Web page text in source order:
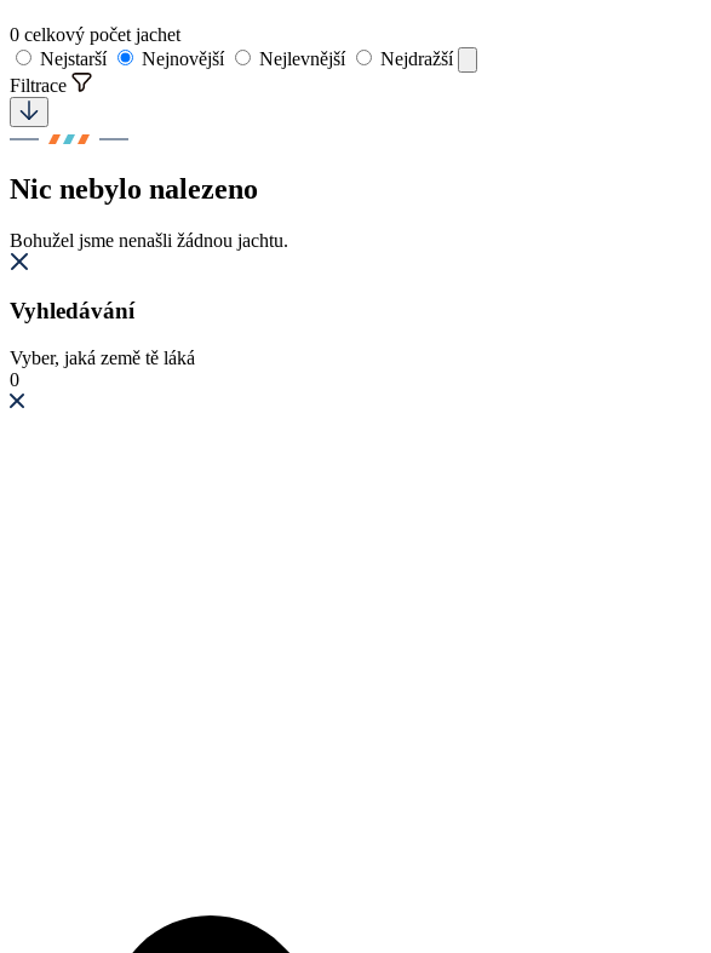
0 celkový počet jachet
Nejstarší
Nejnovější Nejlevnější
Nejdražší
Filtrace
Nic nebylo nalezeno
Bohužel jsme nenašli žádnou jachtu.
Vyhledávání
Vyber, jaká země tě láká
0